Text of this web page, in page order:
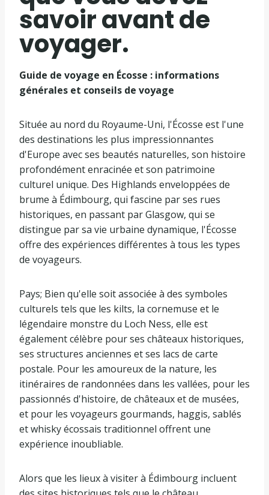
savoir avant de
voyager.
Guide de voyage en Écosse : informations
générales et conseils de voyage
Située au nord du Royaume-Uni, l'Écosse est l'une
des destinations les plus impressionnantes
d'Europe avec ses beautés naturelles, son histoire
profondément enracinée et son patrimoine
culturel unique. Des Highlands enveloppées de
brume à Édimbourg, qui fascine par ses rues
historiques, en passant par Glasgow, qui se
distingue par sa vie urbaine dynamique, l'Écosse
offre des expériences différentes à tous les types
de voyageurs.
Pays; Bien qu'elle soit associée à des symboles
culturels tels que les kilts, la cornemuse et le
légendaire monstre du Loch Ness, elle est
également célèbre pour ses châteaux historiques,
ses structures anciennes et ses lacs de carte
postale. Pour les amoureux de la nature, les
itinéraires de randonnées dans les vallées, pour les
passionnés d'histoire, de châteaux et de musées,
et pour les voyageurs gourmands, haggis, sablés
et whisky écossais traditionnel offrent une
expérience inoubliable.
Alors que les lieux à visiter à Édimbourg incluent